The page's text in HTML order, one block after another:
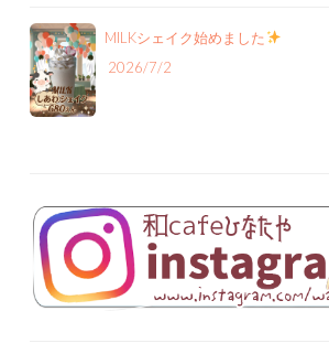
MILKシェイク始めました
2026/7/2